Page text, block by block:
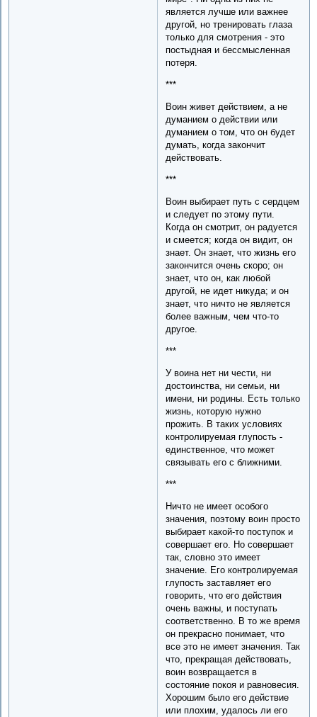
является лучше или важнее
другой, но тренировать глаза
только для смотрения - это
постыдная и бессмысленная
потеря.
***
Воин живет действием, а не
думанием о действии или
думанием о том, что он будет
думать, когда закончит
действовать.
***
Воин выбирает путь с сердцем
и следует по этому пути.
Когда он смотрит, он радуется
и смеется; когда он видит, он
знает. Он знает, что жизнь его
закончится очень скоро; он
знает, что он, как любой
другой, не идет никуда; и он
знает, что ничто не является
более важным, чем что-то
другое.
***
У воина нет ни чести, ни
достоинства, ни семьи, ни
имени, ни родины. Есть только
жизнь, которую нужно
прожить. В таких условиях
контролируемая глупость -
единственное, что может
связывать его с ближними.
***
Ничто не имеет особого
значения, поэтому воин просто
выбирает какой-то поступок и
совершает его. Но совершает
так, словно это имеет
значение. Его контролируемая
глупость заставляет его
говорить, что его действия
очень важны, и поступать
соответственно. В то же время
он прекрасно понимает, что
все это не имеет значения. Так
что, прекращая действовать,
воин возвращается в
состояние покоя и равновесия.
Хорошим было его действие
или плохим, удалось ли его